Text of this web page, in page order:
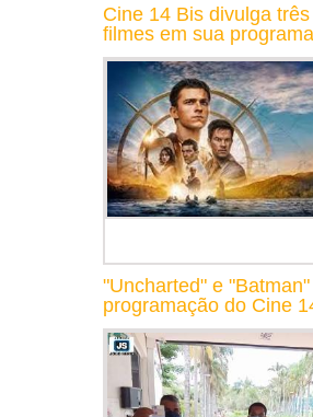
Cine 14 Bis divulga
filmes em sua
"Uncharted" e
programação do Cine